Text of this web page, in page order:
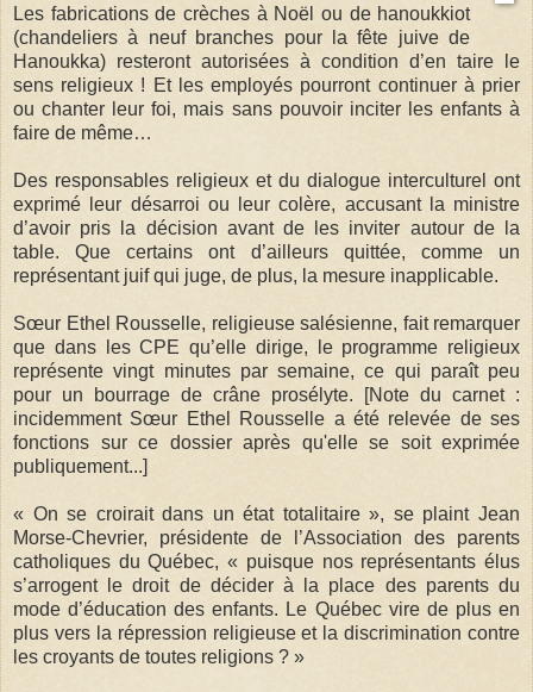
Les fabrications de crèches à Noël ou de hanoukkiot
(chandeliers à neuf branches pour la fête juive de
Hanoukka) resteront autorisées à condition d’en taire le
sens religieux ! Et les employés pourront conti­nuer à prier
ou chanter leur foi, mais sans pouvoir inciter les enfants à
faire de même…
Des responsables religieux et du dialogue interculturel ont
exprimé leur désarroi ou leur colère, accusant la ministre
d’avoir pris la décision avant de les inviter autour de la
table. Que certains ont d’ailleurs quittée, comme un
représentant juif qui juge, de plus, la mesure inapplicable.
Sœur Ethel Rousselle, religieuse salésienne, fait remarquer
que dans les CPE qu’elle dirige, le programme religieux
représente vingt minutes par semaine, ce qui paraît peu
pour un bourrage de crâne prosélyte. [Note du carnet :
incidemment Sœur Ethel Rousselle a été relevée de ses
fonctions sur ce dossier après qu'elle se soit exprimée
publiquement...]
« On se croirait dans un état totalitaire », se plaint Jean
Morse-Chevrier, présidente de l’Association des parents
catholiques du Québec, « puisque nos représentants élus
s’arrogent le droit de décider à la place des parents du
mode d’éducation des enfants. Le Québec vire de plus en
plus vers la répression religieuse et la discrimination contre
les croyants de toutes religions ? »